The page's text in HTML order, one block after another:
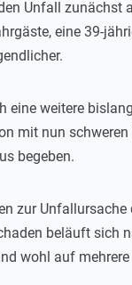
Unfall zunächst
eine 39-
eine weitere
mit nun
begeben.
zur Unfallursache
beläuft sich
wohl auf